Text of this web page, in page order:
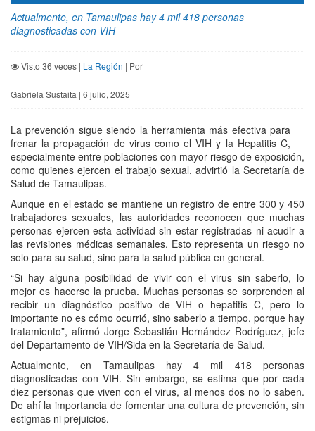
Actualmente, en Tamaulipas hay 4 mil 418 personas
diagnosticadas con VIH
Visto 36 veces | La Región | Por
Gabriela Sustaita | 6 julio, 2025
La prevención sigue siendo la herramienta más efectiva para
frenar la propagación de virus como el VIH y la Hepatitis C,
especialmente entre poblaciones con mayor riesgo de exposición,
como quienes ejercen el trabajo sexual, advirtió la Secretaría de
Salud de Tamaulipas.
Aunque en el estado se mantiene un registro de entre 300 y 450
trabajadores sexuales, las autoridades reconocen que muchas
personas ejercen esta actividad sin estar registradas ni acudir a
las revisiones médicas semanales. Esto representa un riesgo no
solo para su salud, sino para la salud pública en general.
“Si hay alguna posibilidad de vivir con el virus sin saberlo, lo
mejor es hacerse la prueba. Muchas personas se sorprenden al
recibir un diagnóstico positivo de VIH o hepatitis C, pero lo
importante no es cómo ocurrió, sino saberlo a tiempo, porque hay
tratamiento”, afirmó Jorge Sebastián Hernández Rodríguez, jefe
del Departamento de VIH/Sida en la Secretaría de Salud.
Actualmente, en Tamaulipas hay 4 mil 418 personas
diagnosticadas con VIH. Sin embargo, se estima que por cada
diez personas que viven con el virus, al menos dos no lo saben.
De ahí la importancia de fomentar una cultura de prevención, sin
estigmas ni prejuicios.